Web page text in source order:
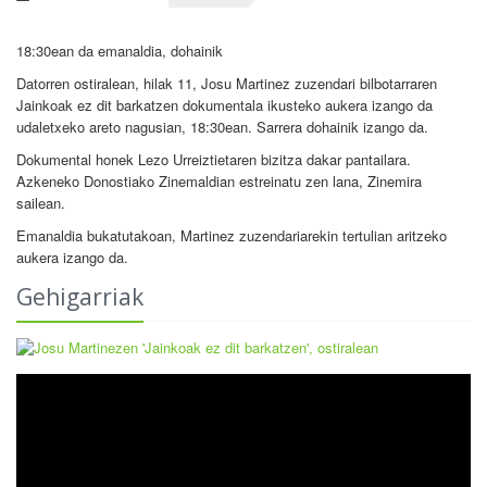
18:30ean da emanaldia, dohainik
Datorren ostiralean, hilak 11, Josu Martinez zuzendari bilbotarraren
Jainkoak ez dit barkatzen dokumentala ikusteko aukera izango da
udaletxeko areto nagusian, 18:30ean. Sarrera dohainik izango da.
Dokumental honek Lezo Urreiztietaren bizitza dakar pantailara.
Azkeneko Donostiako Zinemaldian estreinatu zen lana, Zinemira
sailean.
Emanaldia bukatutakoan, Martinez zuzendariarekin tertulian aritzeko
aukera izango da.
Gehigarriak